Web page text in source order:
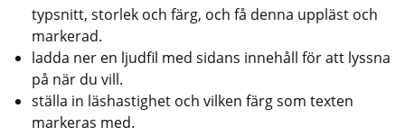
typsnitt, storlek och färg, och få denna uppläst och
markerad.
ladda ner en ljudfil med sidans innehåll för att lyssna
på när du vill.
ställa in läshastighet och vilken färg som texten
markeras med.